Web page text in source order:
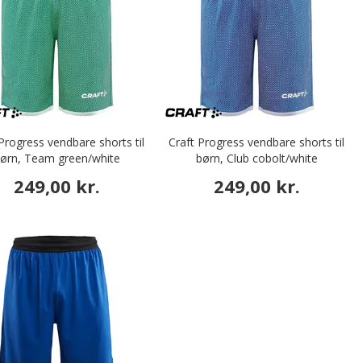
vendbare shorts til
Team green/white
249,00 kr.
Craft Progress vendbare shorts til
børn, Club cobolt/white
249,00 kr.